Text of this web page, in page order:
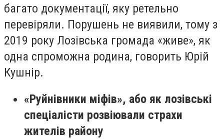
багато документації, яку ретельно
перевіряли. Порушень не виявили, тому з
2019 року Лозівська громада «живе», як
одна спроможна родина, говорить Юрій
Кушнір.
«Руйнівники міфів», або як лозівські
спеціалісти розвіювали страхи
жителів району